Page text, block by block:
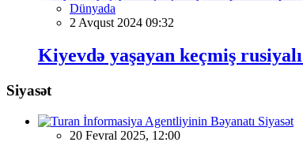
Dünyada
2 Avqust 2024 09:32
Kiyevdə yaşayan keçmiş
Siyasət
Siyasət
20 Fevral 2025, 12:00